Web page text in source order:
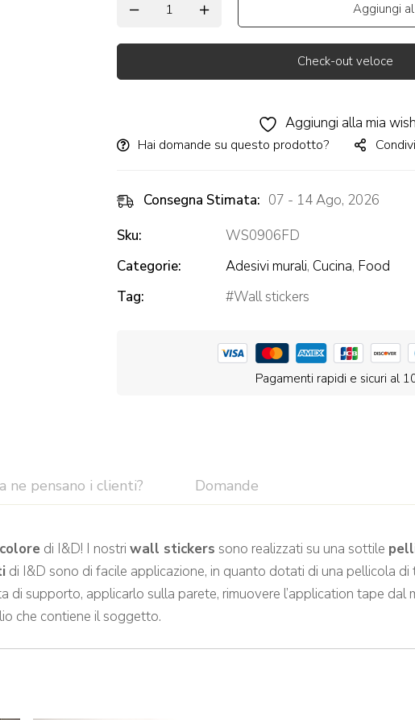
Aggiungi
Check-out veloce
Aggiungi alla mia
Hai domande su questo prodotto?
Consegna Stimata: 07 - 14 Ago, 2026
Sku:
WS0906FD
Categorie:
Adesivi murali, Cucina, Food
Tag:
Wall stickers
Pagamenti rapidi e sicuri al
ne pensano i clienti? Domande
di I&D! I nostri wall stickers sono realizzati su una sottile
di I&D sono di facile applicazione, in quanto dotati di una pellicola
di supporto, applicarlo sulla parete, rimuovere l’application tape dal
che contiene il soggetto.